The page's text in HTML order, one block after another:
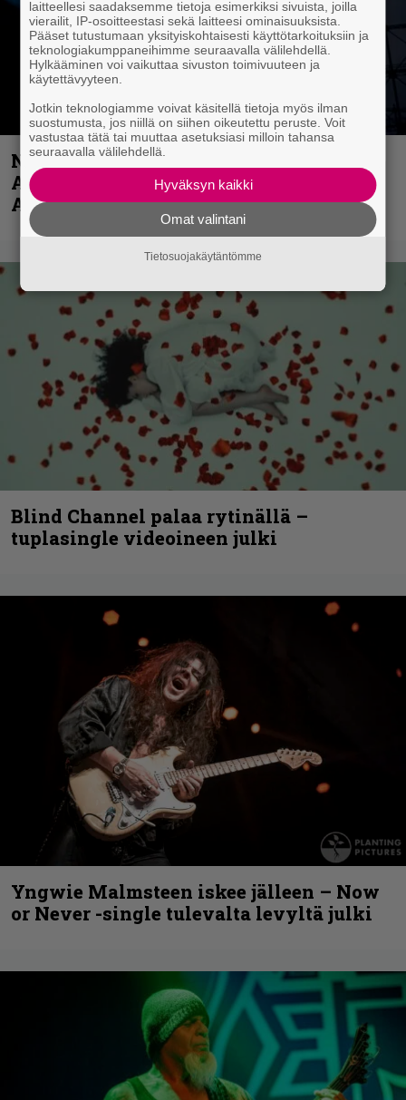
Näin lähtee Ghostin Tobias Forgelta
Accept – menossa mukana myös
Anthrax- ja Korn-miehistöä
Blind Channel palaa rytinällä –
tuplasingle videoineen julki
Yngwie Malmsteen iskee jälleen – Now
or Never -single tulevalta levyltä julki
laitteellesi saadaksemme tietoja esimerkiksi sivuista, joilla
vierailit, IP-osoitteestasi sekä laitteesi ominaisuuksista.
Pääset tutustumaan yksityiskohtaisesti käyttötarkoituksiin ja
teknologiakumppaneihimme seuraavalla välilehdellä.
Hylkääminen voi vaikuttaa sivuston toimivuuteen ja
käytettävyyteen.
Jotkin teknologiamme voivat käsitellä tietoja myös ilman
suostumusta, jos niillä on siihen oikeutettu peruste. Voit
vastustaa tätä tai muuttaa asetuksiasi milloin tahansa
seuraavalla välilehdellä.
Hyväksyn kaikki
Omat valintani
Tietosuojakäytäntömme